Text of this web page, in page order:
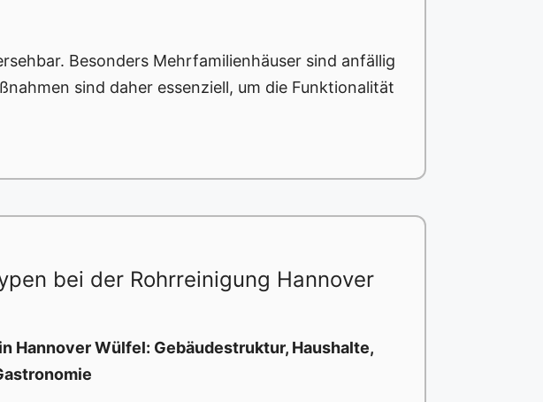
Besonders Mehrfamilienhäuser sind anfällig
sind daher essenziell, um die Funktionalität
bei der Rohrreinigung Hannover
Hannover Wülfel: Gebäudestruktur, Haushalte,